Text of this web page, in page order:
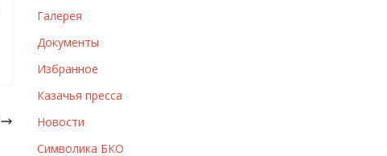
Галерея
Документы
Избранное
Казачья пресса
Новости
Символика БКО